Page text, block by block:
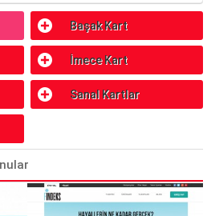
Başak Kart
İmece Kart
Sanal Kartlar